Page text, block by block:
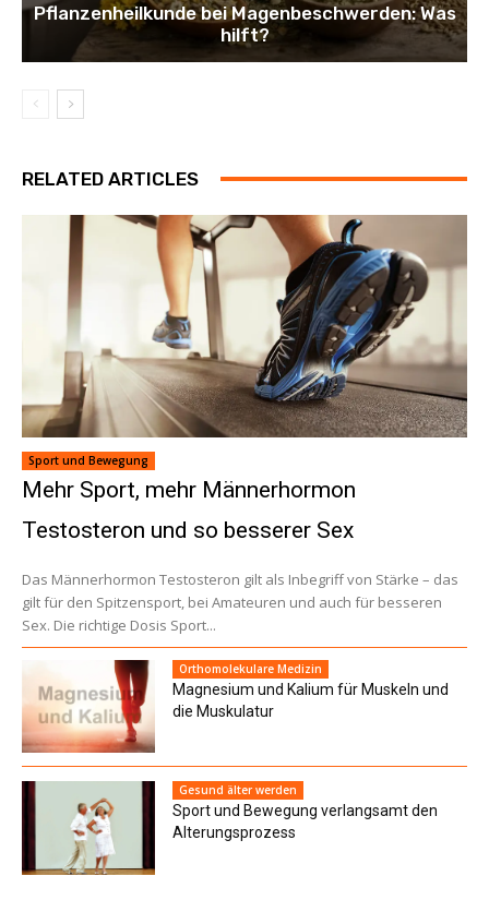
Pflanzenheilkunde bei Magenbeschwerden: Was
hilft?
RELATED ARTICLES
Sport und Bewegung
Mehr Sport, mehr Männerhormon
Testosteron und so besserer Sex
Das Männerhormon Testosteron gilt als Inbegriff von Stärke – das
gilt für den Spitzensport, bei Amateuren und auch für besseren
Sex. Die richtige Dosis Sport...
Orthomolekulare Medizin
Magnesium und Kalium für Muskeln und
die Muskulatur
Gesund älter werden
Sport und Bewegung verlangsamt den
Alterungsprozess